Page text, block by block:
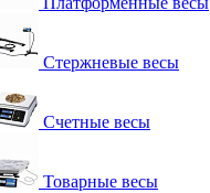
Стержневые весы
Счетные весы
Товарные весы